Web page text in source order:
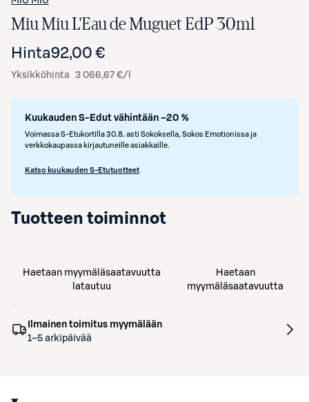
Miu Miu L'Eau de Muguet EdP 30ml
Hinta92,00 €
Yksikköhinta 3 066,67 €/l
Kuukauden S-Edut vähintään –20 %
Voimassa S-Etukortilla 30.8. asti Sokoksella, Sokos Emotionissa ja
verkkokaupassa kirjautuneille asiakkaille.
Katso kuukauden S-Etutuotteet
Tuotteen toiminnot
Haetaan myymäläsaatavuutta
latautuu
Haetaan
myymäläsaatavuutta
Ilmainen toimitus myymälään
1–5 arkipäivää